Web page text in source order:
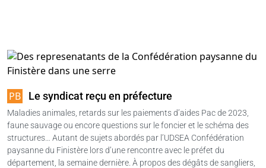
Le syndicat reçu en préfecture
Maladies animales, retards sur les paiements d’aides Pac de 2023,
faune sauvage ou encore questions sur le foncier et le schéma des
structures… Autant de sujets abordés par l’UDSEA Confédération
paysanne du Finistère lors d’une rencontre avec le préfet du
département, la semaine dernière. À propos des dégâts de sangliers,